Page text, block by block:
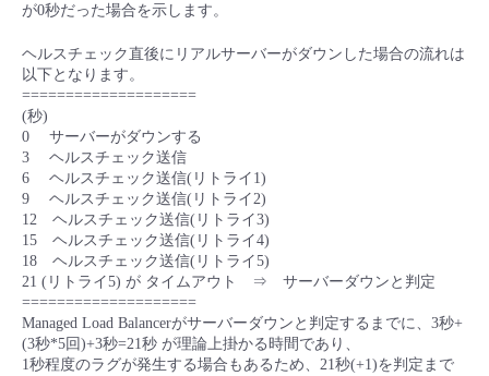
が0秒だった場合を示します。
ヘルスチェック直後にリアルサーバーがダウンした場合の流れは
以下となります。
====================
(秒)
0 サーバーがダウンする
3 ヘルスチェック送信
6 ヘルスチェック送信(リトライ1)
9 ヘルスチェック送信(リトライ2)
12 ヘルスチェック送信(リトライ3)
15 ヘルスチェック送信(リトライ4)
18 ヘルスチェック送信(リトライ5)
21 (リトライ5) が タイムアウト ⇒ サーバーダウンと判定
====================
Managed Load Balancerがサーバーダウンと判定するまでに、3秒+
(3秒*5回)+3秒=21秒 が理論上掛かる時間であり、
1秒程度のラグが発生する場合もあるため、21秒(+1)を判定まで